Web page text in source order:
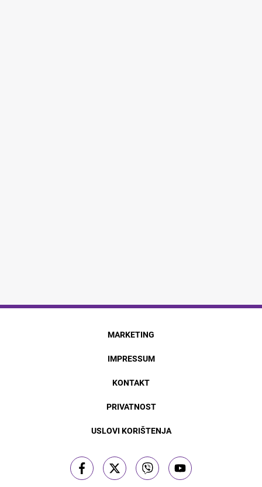
MARKETING
IMPRESSUM
KONTAKT
PRIVATNOST
USLOVI KORIŠTENJA